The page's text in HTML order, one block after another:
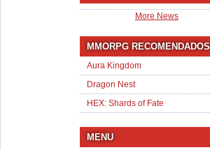
More News
MMORPG RECOMENDADOS
Aura Kingdom
Dragon Nest
HEX: Shards of Fate
MENU